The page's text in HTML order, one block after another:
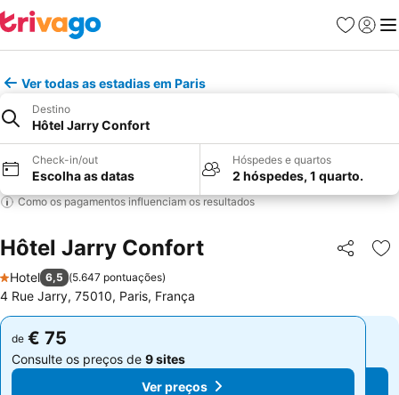
Favoritos
Iniciar
Ver todas as estadias em Paris
Destino
Hôtel Jarry Confort
Check-in/out
Escolha as datas
Hóspedes e quartos
2 hóspedes, 1 quarto.
Como os pagamentos influenciam os resultados
Hôtel Jarry Confort Partilhar
1 Estrelas
Hotel 6,5 (5.647 pontuações)
4 Rue Jarry, 75010, Paris, França
de € 75
Consulte os preços de 9 sites
Ver preços
de € 75
Consulte os preços de 9 sites
Ver preços